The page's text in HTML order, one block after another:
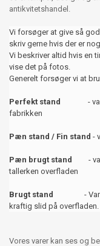
antikvitetshandel.
Vi forsøger at give så
skriv gerne hvis der er
Vi beskriver altid hvis en
vise det på fotos.
Generelt forsøger vi at
Perfekt stand - varen
fabrikken
Pæn stand / Fin stand -
Pæn brugt stand
-
tallerken overfladen
Brugt stand
- Varen
kraftig slid på overfladen.
Vores varer kan ses og